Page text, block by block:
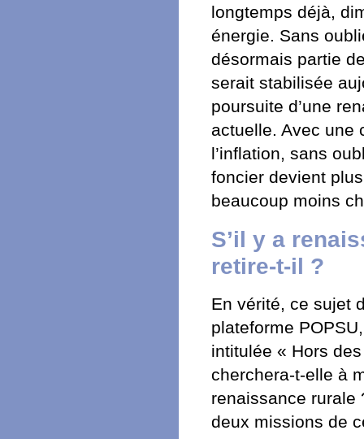
longtemps déjà,
énergie. Sans
désormais partie
serait stabilisée
poursuite d’une
actuelle. Avec une
l’inflation, sans
foncier devient
beaucoup moins
S’il y a
retire-t-il ?
En vérité, ce sujet
plateforme
intitulée « Hors
cherchera-t-elle à
renaissance rurale
deux missions de